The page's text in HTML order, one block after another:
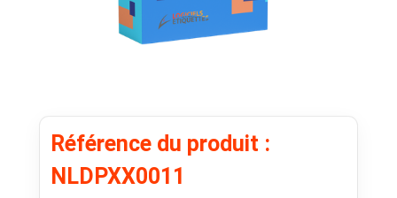
Référence du produit :
NLDPXX0011